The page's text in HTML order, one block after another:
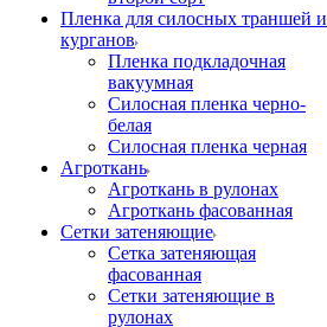
Пленка для силосных траншей и
курганов
Пленка подкладочная
вакуумная
Силосная пленка черно-
белая
Силосная пленка черная
Агроткань
Агроткань в рулонах
Агроткань фасованная
Сетки затеняющие
Сетка затеняющая
фасованная
Сетки затеняющие в
рулонах